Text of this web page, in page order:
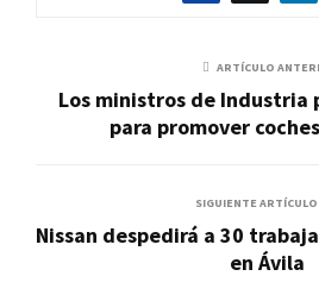
ARTÍCULO
Los ministros de Industria
para promover
SIGUIENTE ARTÍCULO
Nissan despedirá a 30
en Ávila